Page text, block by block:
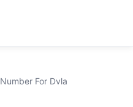
For Dvla